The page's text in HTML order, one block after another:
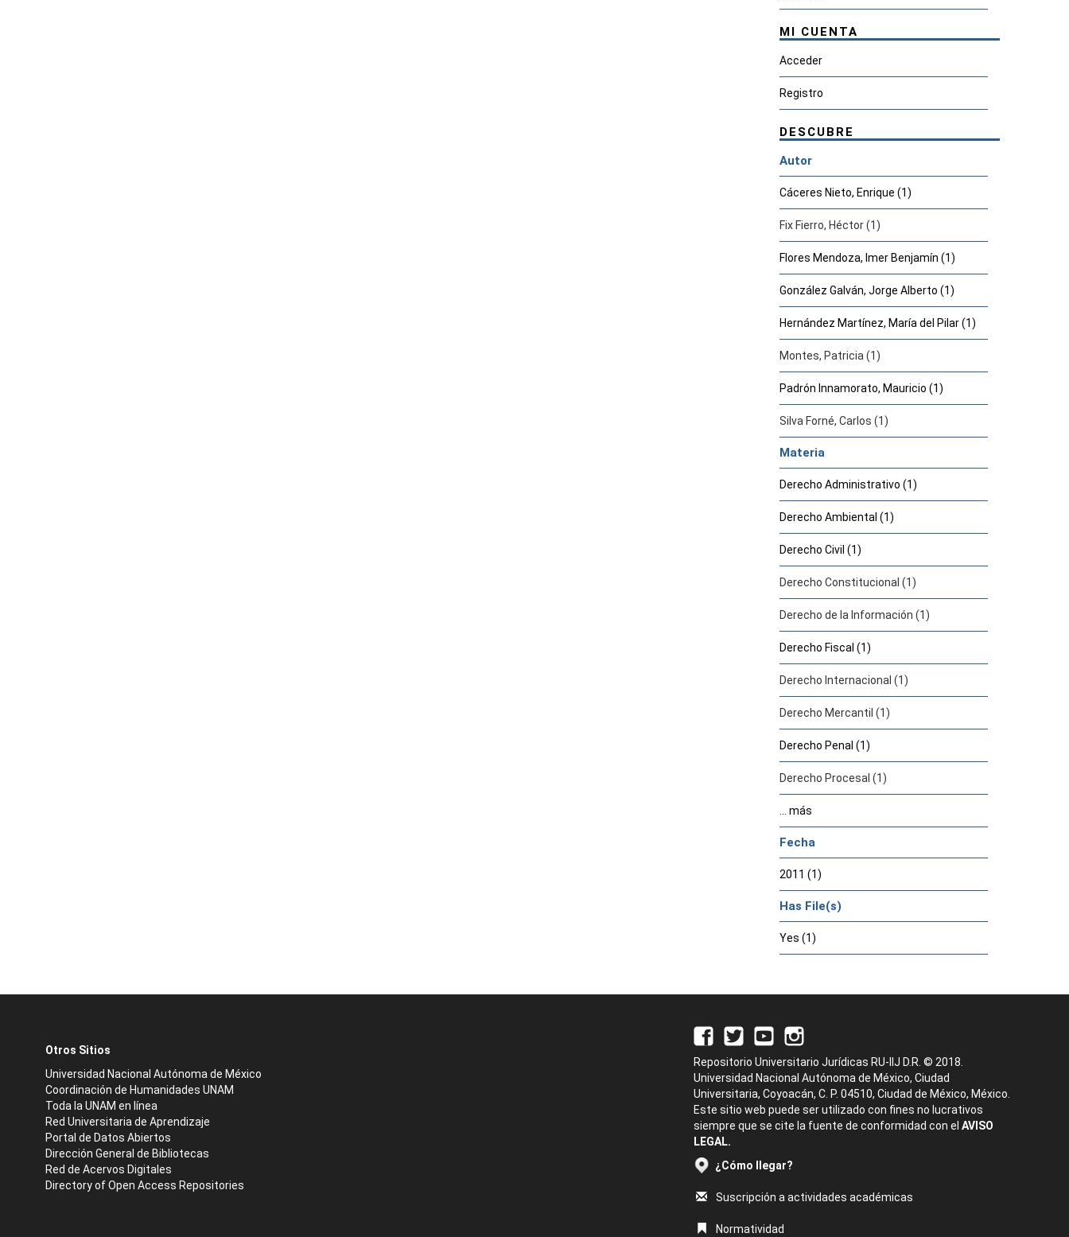
MI CUENTA
Acceder
Registro
DESCUBRE
Autor
Cáceres Nieto, Enrique (1)
Fix Fierro, Héctor (1)
Flores Mendoza, Imer Benjamín (1)
González Galván, Jorge Alberto (1)
Hernández Martínez, María del Pilar (1)
Montes, Patricia (1)
Padrón Innamorato, Mauricio (1)
Silva Forné, Carlos (1)
Materia
Derecho Administrativo (1)
Derecho Ambiental (1)
Derecho Civil (1)
Derecho Constitucional (1)
Derecho de la Información (1)
Derecho Fiscal (1)
Derecho Internacional (1)
Derecho Mercantil (1)
Derecho Penal (1)
Derecho Procesal (1)
... más
Fecha
2011 (1)
Has File(s)
Yes (1)
Otros Sitios
Universidad Nacional Autónoma de México
Coordinación de Humanidades UNAM
Toda la UNAM en línea
Red Universitaria de Aprendizaje
Portal de Datos Abiertos
Dirección General de Bibliotecas
Red de Acervos Digitales
Directory of Open Access Repositories
Repositorio Universitario Jurídicas RU-IIJ D.R. © 2018.
Universidad Nacional Autónoma de México, Ciudad
Universitaria, Coyoacán, C. P. 04510, Ciudad de México, México.
Este sitio web puede ser utilizado con fines no lucrativos
siempre que se cite la fuente de conformidad con el AVISO
LEGAL.
¿Cómo llegar?
Suscripción a actividades académicas
Normatividad